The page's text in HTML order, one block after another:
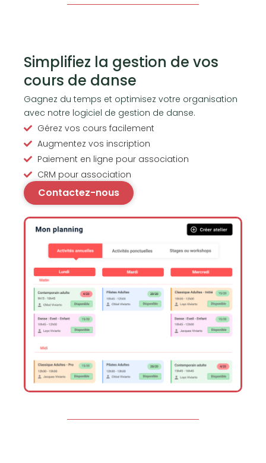
Simplifiez la gestion de vos
cours de danse
Gagnez du temps et optimisez votre organisation
avec notre logiciel de gestion de danse.
Gérez vos cours facilement
Augmentez vos inscription
Paiement en ligne pour association
CRM pour association
Contactez-nous